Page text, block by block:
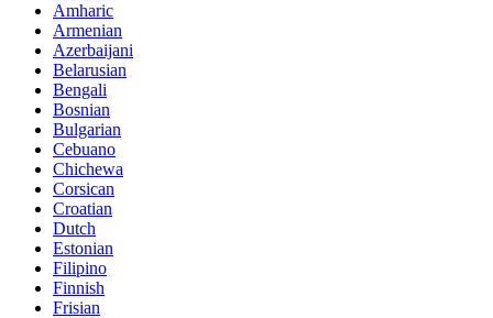
Amharic
Armenian
Azerbaijani
Belarusian
Bengali
Bosnian
Bulgarian
Cebuano
Chichewa
Corsican
Croatian
Dutch
Estonian
Filipino
Finnish
Frisian